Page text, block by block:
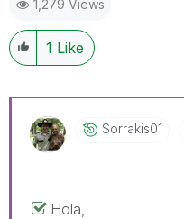
1,279 Views
1 Like
Sorrakis01
Hola,